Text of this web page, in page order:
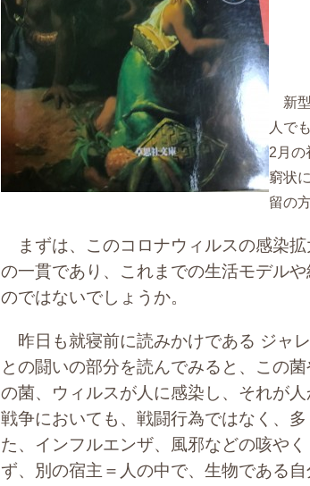
新型
人で
2月の
窮状
留の
まずは、このコロナウィルスの感染
の一貫であり、これまでの生活モデル
のではないでしょうか。
昨日も就寝前に読みかけである ジャ
との闘いの部分を読んでみると、この
の菌、ウィルスが人に感染し、それが
戦争においても、戦闘行為ではなく、
た、インフルエンザ、風邪などの咳や
ず、別の宿主＝人の中で、生物である